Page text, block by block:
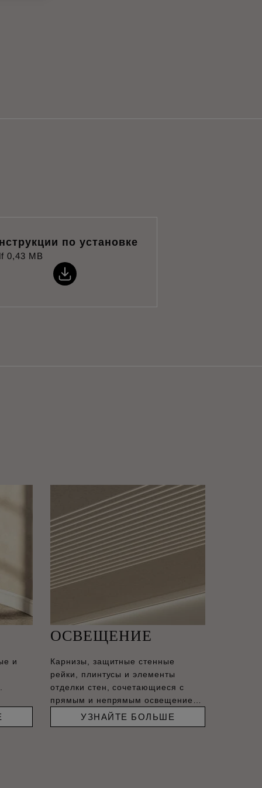
по установке
0,43 MB
и
ОСВЕЩЕНИЕ
Карнизы, защитные стенные
рейки, плинтусы и элементы
отделки стен, сочетающиеся с
прямым и непрямым освещением,
УЗНАЙТЕ БОЛЬШЕ